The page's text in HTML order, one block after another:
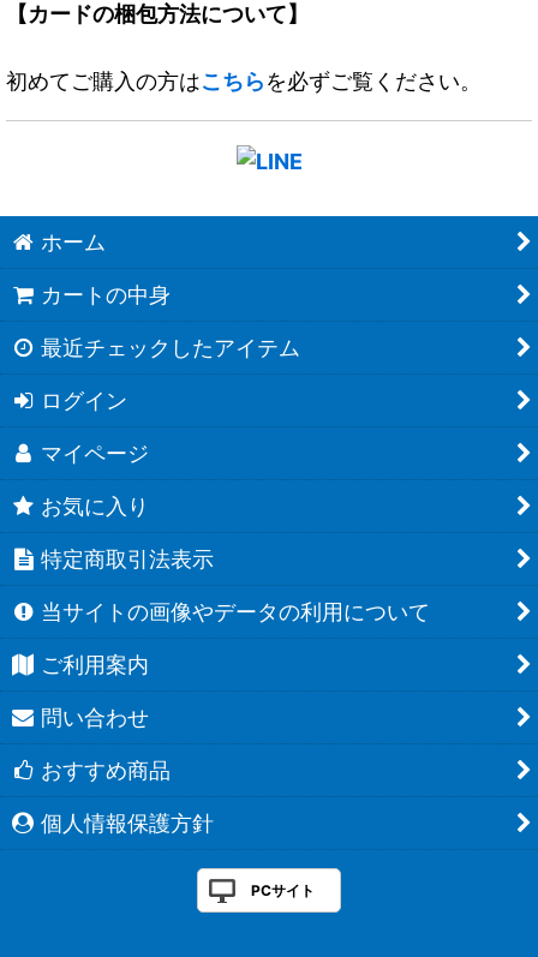
【カードの梱包方法について】
初めてご購入の方はこちらを必ずご覧ください。
ホーム
カートの中身
最近チェックしたアイテム
ログイン
マイページ
お気に入り
特定商取引法表示
当サイトの画像やデータの利用について
ご利用案内
問い合わせ
おすすめ商品
個人情報保護方針
PCサイト